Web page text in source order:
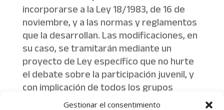
Gestionar el consentimiento
incorporarse a la Ley 18/1983, de 16 de
noviembre, y a las normas y reglamentos
que la desarrollan. Las modificaciones, en
su caso, se tramitarán mediante un
proyecto de Ley específico que no hurte
el debate sobre la participación juvenil, y
con implicación de todos los grupos
parlamentarios del Congreso”.